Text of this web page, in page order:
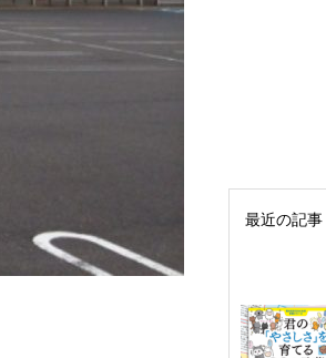
最近の記事